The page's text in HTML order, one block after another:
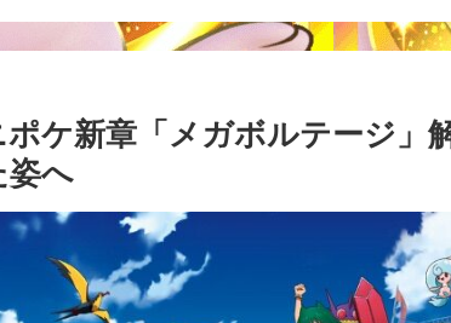
ポケ新章「メガボルテージ」
姿へ